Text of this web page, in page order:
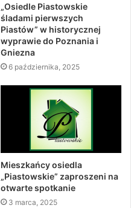
„Osiedle Piastowskie
śladami pierwszych
Piastów” w historycznej
wyprawie do Poznania i
Gniezna
6 października, 2025
Mieszkańcy osiedla
„Piastowskie” zaproszeni na
otwarte spotkanie
3 marca, 2025